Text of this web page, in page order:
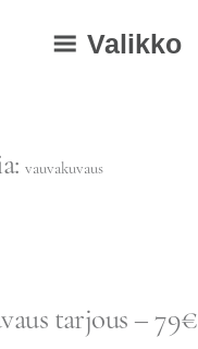
Valikko
vauvakuvaus
tarjous – 79€